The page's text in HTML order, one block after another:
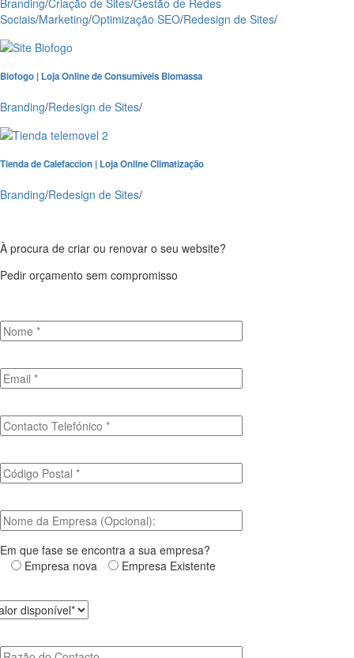
Sociais/Marketing/Optimização SEO/Redesign de Sites/
Biofogo | Loja Online de Consumíveis Biomassa
Branding/Redesign de Sites/
Tienda de Calefaccion | Loja Online Climatização
Branding/Redesign de Sites/
À procura de criar ou renovar o seu website?
Pedir orçamento sem compromisso
Em que fase se encontra a sua empresa?
Empresa nova
Empresa Existente